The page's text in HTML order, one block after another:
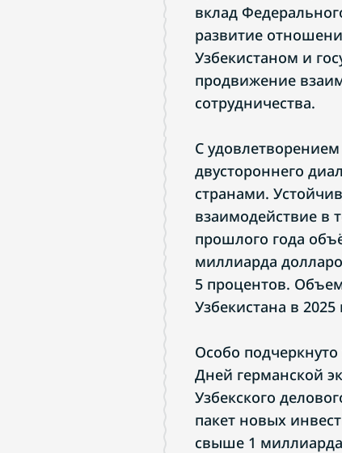
вклад
развитие
Узбекистаном и
продвижение
сотрудничества.
С
двустороннего
странами.
взаимодействие в
прошлого года
миллиарда
5 процентов.
Узбекистана в
Особо
Дней германской
Узбекского
пакет новых
свыше 1